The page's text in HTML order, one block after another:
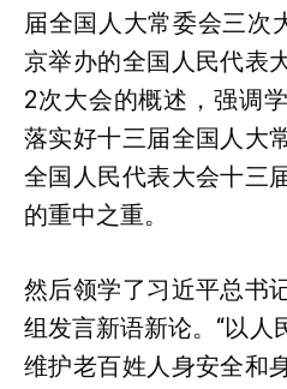
届全国人大常委会三次
京举办的全国人民代表
2次大会的概述，强调
落实好十三届全国人大
全国人民代表大会十三
的重中之重。
然后领学了习近平总书
组发言新语新论。“以人
维护老百姓人身安全和